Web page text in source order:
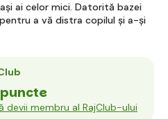
ai celor mici. Datorită bazei
a vă distra copilul și a-și
devii membru al RajClub-ului